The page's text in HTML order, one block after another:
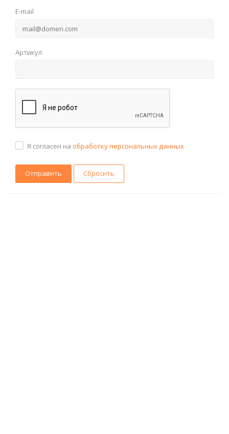
E-mail
Артикул
Я согласен на обработку персональных данных
Сбросить